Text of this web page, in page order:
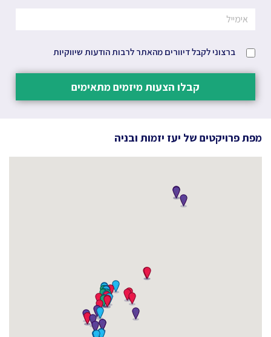
ברצוני לקבל דיוורים מהאתר לרבות הודעות שיווקיות
קבלו הצעות מיזמים מתאימים
מפת פרויקטים של יעז יזמות ובניה